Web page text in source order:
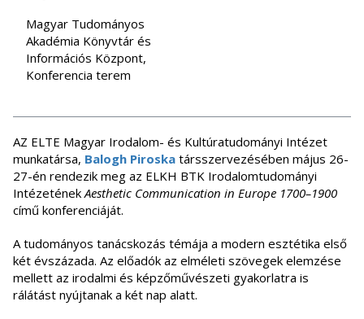
Magyar Tudományos
Akadémia Könyvtár és
Információs Központ,
Konferencia terem
AZ ELTE Magyar Irodalom- és Kultúratudományi Intézet
munkatársa, Balogh Piroska társszervezésében május 26-
27-én rendezik meg az ELKH BTK Irodalomtudományi
IntézeténekAesthetic Communication in Europe 1700–1900
című konferenciáját.
A tudományos tanácskozás témája a modern esztétika első
két évszázada. Az előadók az elméleti szövegek elemzése
mellett az irodalmi és képzőművészeti gyakorlatra is
rálátást nyújtanak a két nap alatt.